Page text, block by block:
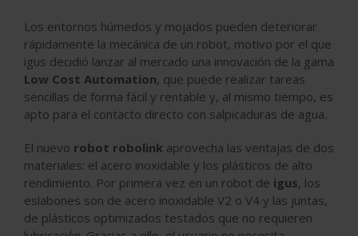
Los entornos húmedos y mojados pueden deteriorar
rápidamente la mecánica de un robot, motivo por el que
igus decidió lanzar al mercado una innovación de la gama
Low Cost Automation, que puede realizar tareas
sencillas de forma fácil y rentable y, al mismo tiempo, es
apto para el contacto directo con salpicaduras de agua.
El nuevo robot robolink aprovecha las ventajas de dos
materiales: el acero inoxidable y los plásticos de alto
rendimiento. Por primera vez en un robot de igus, los
eslabones son de acero inoxidable V2 o V4 y las juntas,
de plásticos optimizados testados que no requieren